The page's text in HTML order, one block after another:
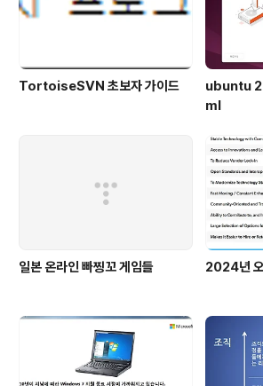
TortoiseSVN 초보자 가이드
ubuntu
ml
일본 온라인 빠찡꼬 게임들 2024년 오